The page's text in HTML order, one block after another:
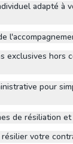
adapté à
exclusives hors
pour
de résiliation
votre